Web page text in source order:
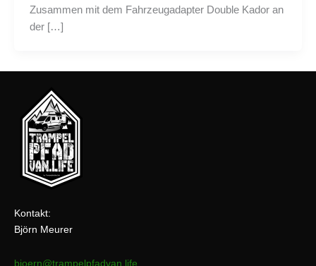
Zusammen mit dem Fahrzeugadapter Double Kador an
der […]
Kontakt:
Björn Meurer
bjoern@trampelpfadvan.life